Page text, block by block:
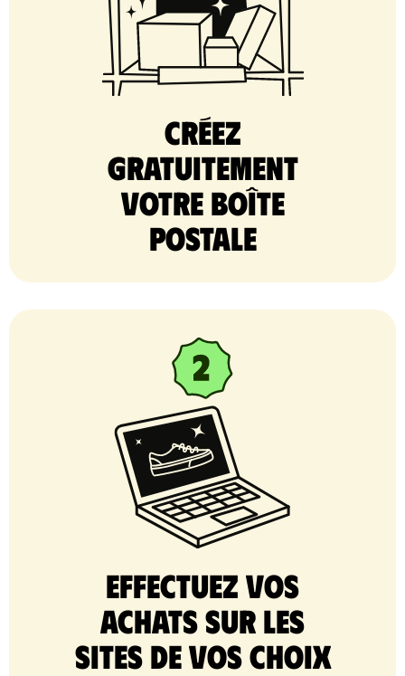
Créez
gratuitement
votre Boîte
postale
Effectuez vos
achats sur les
sites de vos choix